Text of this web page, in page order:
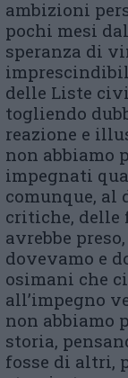
ambizioni
pochi mesi
speranza di
delle Liste
togliendo
reazione e
non abbiamo
impegnati
comunque, al
critiche, delle
avrebbe
dovevamo e
osimani che
all’impegno
non abbiamo
storia,
fosse di altri,